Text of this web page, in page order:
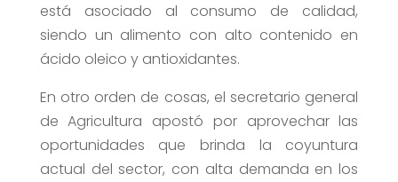
está asociado al consumo de calidad,
siendo un alimento con alto contenido en
ácido oleico y antioxidantes.
En otro orden de cosas, el secretario general
de Agricultura apostó por aprovechar las
oportunidades que brinda la coyuntura
actual del sector, con alta demanda en los